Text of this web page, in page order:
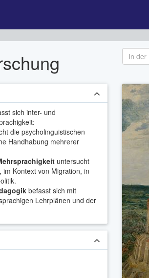
sich inter- und
die psycholinguistischen
Handhabung mehrerer
untersucht
Kontext von Migration, in
befasst sich mit
Lehrplänen und der